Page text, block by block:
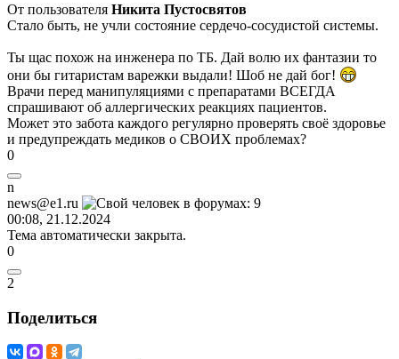
От пользователя Никита Пустосвятов
Стало быть, не учли состояние сердечо-сосудистой системы.
Ты щас похож на инженера по ТБ. Дай волю их фантазии то
они бы гитаристам варежки выдали! Шоб не дай бог!
Врачи перед манипуляциями с препаратами ВСЕГДА
спрашивают об аллергических реакциях пациентов.
Может это забота каждого регулярно проверять своё здоровье
и предупреждать медиков о СВОИХ проблемах?
0
n
news@e1.ru
00:08, 21.12.2024
Тема автоматически закрыта.
0
2
Поделиться